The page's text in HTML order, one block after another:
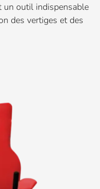
un outil indispensable
des vertiges et des